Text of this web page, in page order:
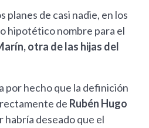
planes de casi nadie, en los
hipotético nombre para el
otra de las hijas del
por hecho que la definición
de Rubén Hugo
habría deseado que el